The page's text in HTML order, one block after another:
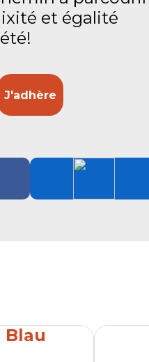
et égalité
J'adhère
Blau